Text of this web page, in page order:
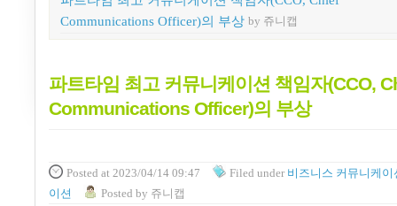
Communications Officer)의 부상 by 쥬니캡
파트타임 최고 커뮤니케이션 책임자(CCO,
Communications Officer)의 부상
Posted at 2023/04/14 09:47 Filed under 비즈니스 커뮤니케
이션
Posted by 쥬니캡